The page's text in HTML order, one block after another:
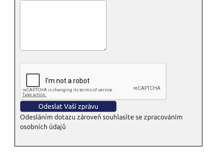
Odesláním dotazu zároveň souhlasíte se zpracováním
osobních údajů